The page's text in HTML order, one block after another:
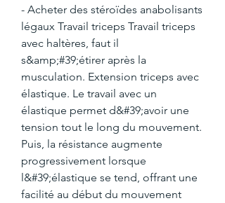
- Acheter des stéroïdes anabolisants
légaux Travail triceps Travail triceps
avec haltères, faut il
s&amp;#39;étirer après la
musculation. Extension triceps avec
élastique. Le travail avec un
élastique permet d&#39;avoir une
tension tout le long du mouvement.
Puis, la résistance augmente
progressivement lorsque
l&#39;élastique se tend, offrant une
facilité au début du mouvement